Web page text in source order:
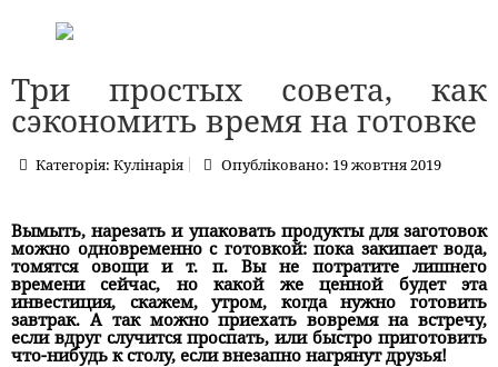
Три простых совета, как
сэкономить время на готовке
Категорія:Кулінарія Опубліковано: 19 жовтня 2019
Вымыть, нарезать и упаковать продукты для заготовок
можно одновременно с готовкой: пока закипает вода,
томятся овощи и т. п. Вы не потратите лишнего
времени сейчас, но какой же ценной будет эта
инвестиция, скажем, утром, когда нужно готовить
завтрак. А так можно приехать вовремя на встречу,
если вдруг случится проспать, или быстро приготовить
что-нибудь к столу, если внезапно нагрянут друзья!